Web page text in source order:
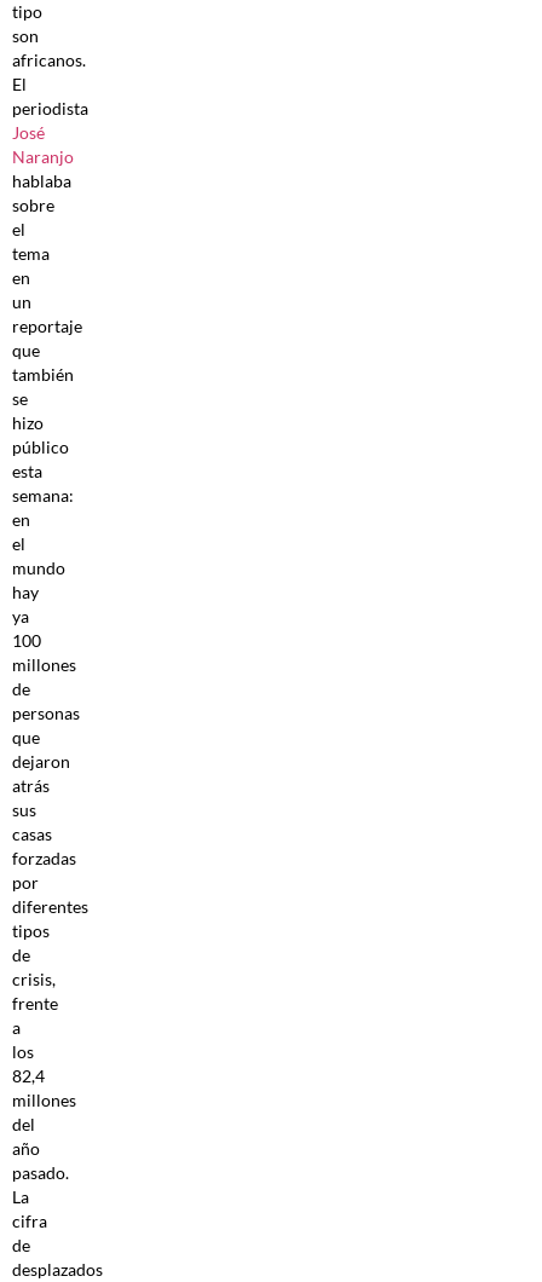
tipo
son
africanos.
El
periodista
José
Naranjo
hablaba
sobre
el
tema
en
un
reportaje
que
también
se
hizo
público
esta
semana:
en
el
mundo
hay
ya
100
millones
de
personas
que
dejaron
atrás
sus
casas
forzadas
por
diferentes
tipos
de
crisis,
frente
a
los
82,4
millones
del
año
pasado.
La
cifra
de
desplazados